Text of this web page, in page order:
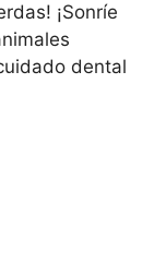
¡Sonríe
dental